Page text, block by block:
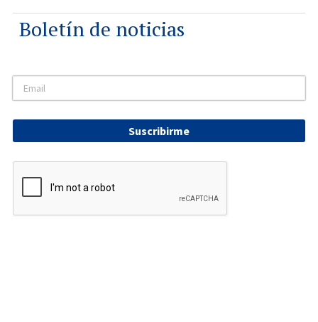
Boletín de noticias
Suscribirme